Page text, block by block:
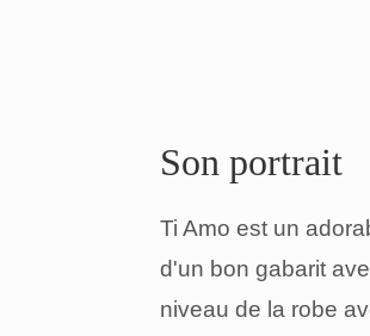
Son portrait
Ti Amo est un
d'un bon gabarit
niveau de la robe